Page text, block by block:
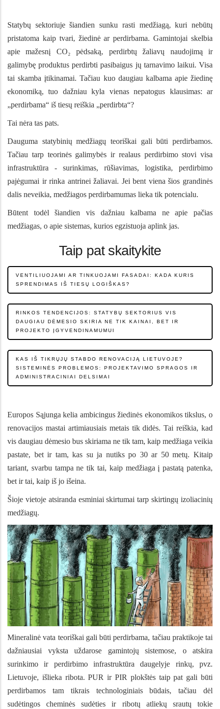
Statybų sektoriuje šiandien sunku rasti medžiagą, kuri nebūtų
pristatoma kaip tvari, žiedinė ar perdirbama. Gamintojai skelbia
apie mažesnį CO₂ pėdsaką, perdirbtų žaliavų naudojimą ir
galimybę produktus perdirbti pasibaigus jų tarnavimo laikui. Visa
tai skamba įtikinamai. Tačiau kuo daugiau kalbama apie žiedinę
ekonomiką, tuo dažniau kyla vienas nepatogus klausimas: ar
„perdirbama“ iš tiesų reiškia „perdirbta“?
Tai nėra tas pats.
Dauguma statybinių medžiagų teoriškai gali būti perdirbamos.
Tačiau tarp teorinės galimybės ir realaus perdirbimo stovi visa
infrastruktūra - surinkimas, rūšiavimas, logistika, perdirbimo
pajėgumai ir rinka antrinei žaliavai. Jei bent viena šios grandinės
dalis neveikia, medžiagos perdirbamumas lieka tik potencialu.
Būtent todėl šiandien vis dažniau kalbama ne apie pačias
medžiagas, o apie sistemas, kurios egzistuoja aplink jas.
Taip pat skaitykite
VENTILIUOJAMI AR TINKUOJAMI FASADAI: KADA KURIS
SPRENDIMAS IŠ TIESŲ LOGIŠKAS?
RINKOS TENDENCIJOS: STATYBŲ SEKTORIUS VIS
DAUGIAU DĖMESIO SKIRIA NE TIK KAINAI, BET IR
PROJEKTO ĮGYVENDINAMUMUI
KAS IŠ TIKRŲJŲ STABDO RENOVACIJĄ LIETUVOJE?
SISTEMINĖS PROBLEMOS: PROJEKTAVIMO SPRAGOS IR
ADMINISTRACINIAI DELSIMAI
Europos Sąjunga kelia ambicingus žiedinės ekonomikos tikslus, o
renovacijos mastai artimiausiais metais tik didės. Tai reiškia, kad
vis daugiau dėmesio bus skiriama ne tik tam, kaip medžiaga veikia
pastate, bet ir tam, kas su ja nutiks po 30 ar 50 metų. Kitaip
tariant, svarbu tampa ne tik tai, kaip medžiaga į pastatą patenka,
bet ir tai, kaip iš jo išeina.
Šioje vietoje atsiranda esminiai skirtumai tarp skirtingų izoliacinių
medžiagų.
Mineralinė vata teoriškai gali būti perdirbama, tačiau praktikoje tai
dažniausiai vyksta uždarose gamintojų sistemose, o atskira
surinkimo ir perdirbimo infrastruktūra daugelyje rinkų, pvz.
Lietuvoje, išlieka ribota. PUR ir PIR plokštės taip pat gali būti
perdirbamos tam tikrais technologiniais būdais, tačiau dėl
sudėtingos cheminės sudėties ir ribotų atliekų srautų tokie